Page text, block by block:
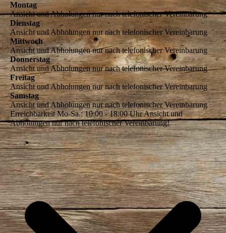
Montag
Ansicht und Abholungen nur nach telefonischer Vereinbarung
Dienstag
Ansicht und Abholungen nur nach telefonischer Vereinbarung
Mittwoch
Ansicht und Abholungen nur nach telefonischer Vereinbarung
Donnerstag
Ansicht und Abholungen nur nach telefonischer Vereinbarung
Freitag
Ansicht und Abholungen nur nach telefonischer Vereinbarung
Samstag
Ansicht und Abholungen nur nach telefonischer Vereinbarung
Erreichbarkeit Mo-Sa.: 10:00 - 18:00 Uhr Ansicht und
Abholungen nur nach telefonischer Vereinbarung!